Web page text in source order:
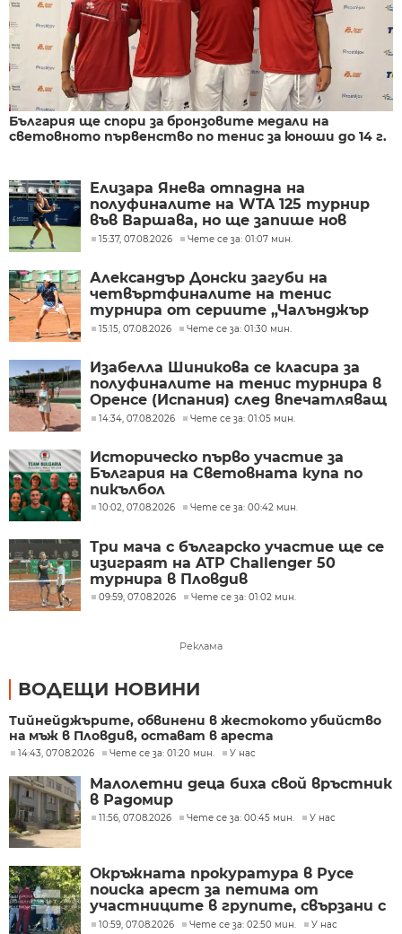
България ще спори за бронзовите медали на
световното първенство по тенис за юноши до 14 г.
Елизара Янева отпадна на
полуфиналите на WTA 125 турнир
във Варшава, но ще запише нов
рекорден ранкинг
15:37, 07.08.2026 Чете се за: 01:07 мин.
Александър Донски загуби на
четвъртфиналите на тенис
турнира от сериите „Чалънджър
75“ в Гроджиск Мазовецки (Полша)
15:15, 07.08.2026 Чете се за: 01:30 мин.
Изабелла Шиникова се класира за
полуфиналите на тенис турнира в
Оренсе (Испания) след впечатляващ
обрат
14:34, 07.08.2026 Чете се за: 01:05 мин.
Историческо първо участие за
България на Световната купа по
пикълбол
10:02, 07.08.2026 Чете се за: 00:42 мин.
Три мача с българско участие ще се
изиграят на ATP Challenger 50
турнира в Пловдив
09:59, 07.08.2026 Чете се за: 01:02 мин.
Реклама
ВОДЕЩИ НОВИНИ
Тийнейджърите, обвинени в жестокото убийство
на мъж в Пловдив, остават в ареста
14:43, 07.08.2026 Чете се за: 01:20 мин. У нас
Малолетни деца биха свой връстник
в Радомир
11:56, 07.08.2026 Чете се за: 00:45 мин. У нас
Окръжната прокуратура в Русе
поиска арест за петима от
участниците в групите, свързани с
разбитата лаборатория за
10:59, 07.08.2026 Чете се за: 02:50 мин. У нас